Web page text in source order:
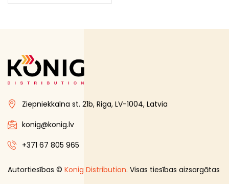
Ziepniekkalna st. 21b, Riga, LV-1004, Latvia
konig@konig.lv
+371 67 805 965
Autortiesības © Konig Distribution. Visas tiesības aizsargātas